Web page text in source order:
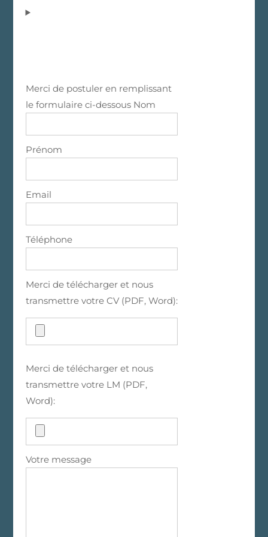
Merci de postuler en remplissant
le formulaire ci-dessous Nom
Prénom
Email
Téléphone
Merci de télécharger et nous
transmettre votre CV (PDF, Word):
Merci de télécharger et nous
transmettre votre LM (PDF,
Word):
Votre message